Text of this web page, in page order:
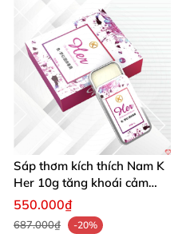
Sáp thơm kích thích Nam K
Her 10g tăng khoái cảm
phái mạnh
550.000₫
687.000₫
-20%